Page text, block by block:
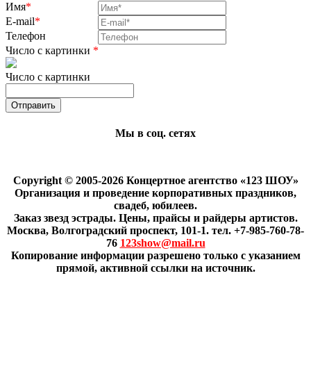
Имя*
E-mail*
Телефон
Число с картинки *
Число с картинки
Мы в соц. сетях
Copyright © 2005-2026 Концертное агентство «123 ШОУ»
Организация и проведение корпоративных праздников,
свадеб, юбилеев.
Заказ звезд эстрады. Цены, прайсы и райдеры артистов.
Москва, Волгоградский проспект, 101-1. тел. +7-985-760-78-
76 123show@mail.ru
Копирование информации разрешено только с указанием
прямой, активной ссылки на источник.